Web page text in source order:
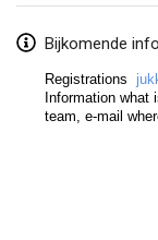
Bijkomende
Registrations
Information what
team, e-mail
1 feb. 2020|
Möl'Krêpes
1 feb. 2020|